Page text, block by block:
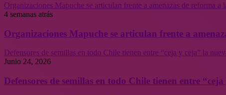
Organizaciones Mapuche se articulan frente a amenazas de reforma a
4 semanas atrás
Organizaciones Mapuche se articulan frente a
Defensores de semillas en todo Chile tienen entre “ceja y ceja” la
Junio 24, 2026
Defensores de semillas en todo Chile tienen entre